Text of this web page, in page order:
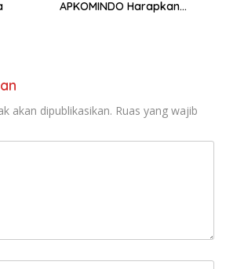
APKOMINDO Harapkan
akan dipublikasikan. Ruas yang wajib